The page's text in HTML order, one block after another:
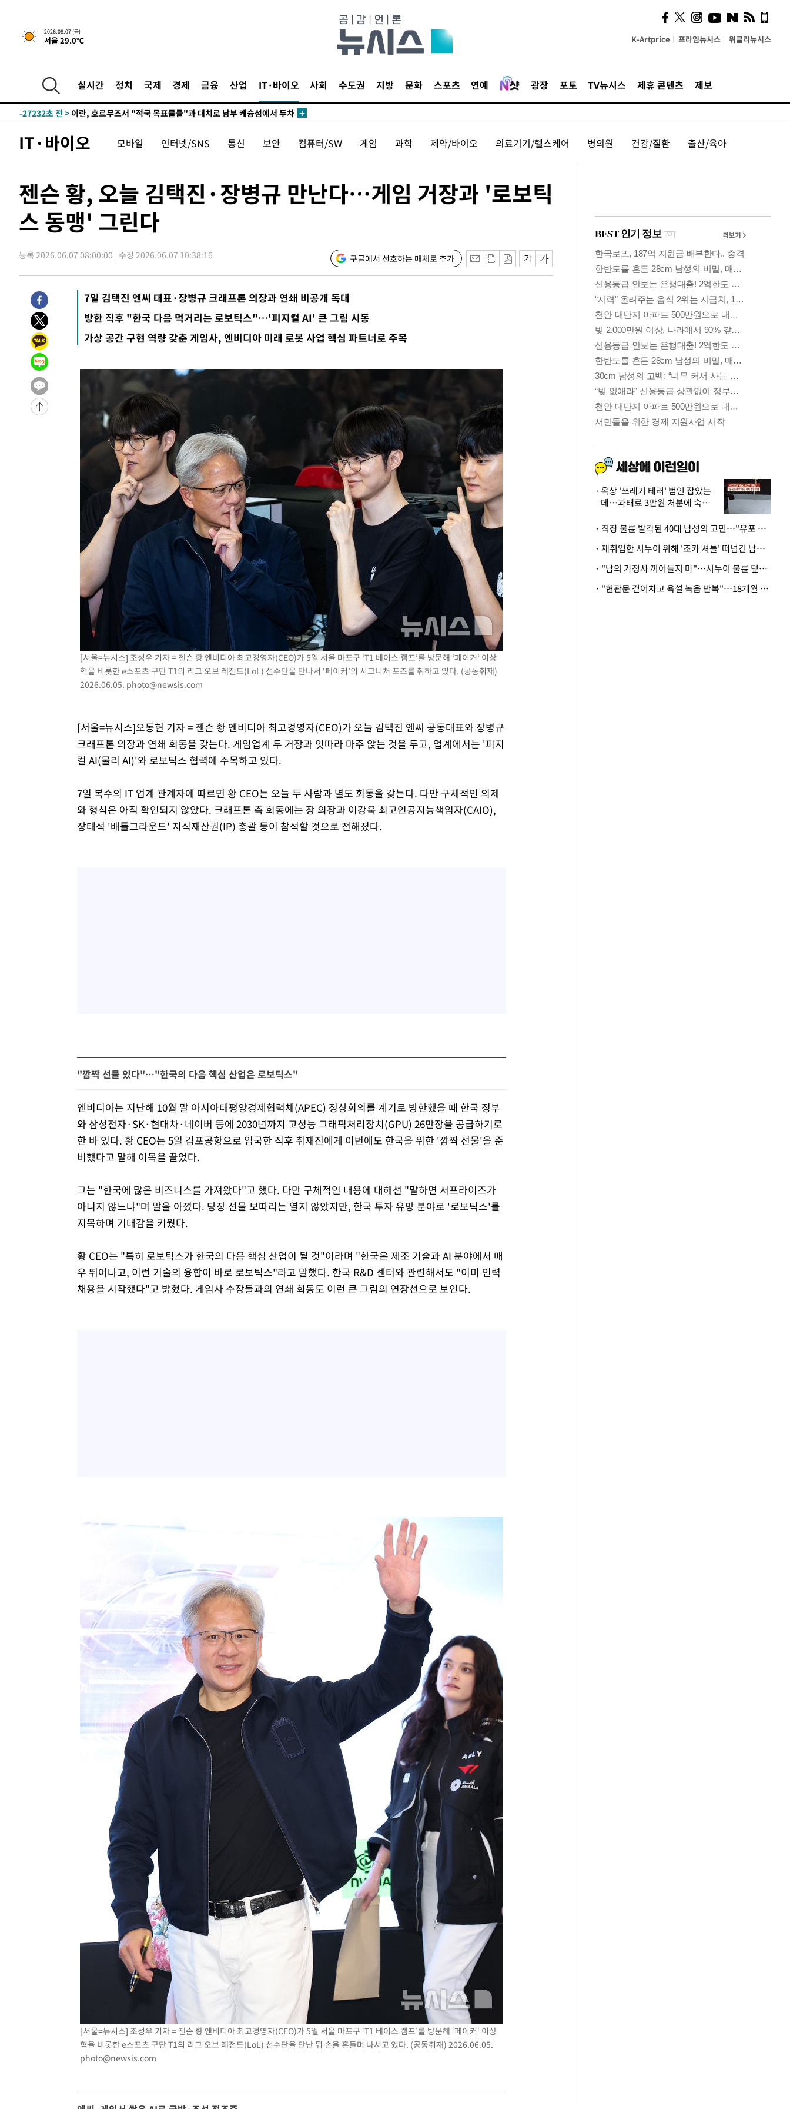
2026.08.07 (금)
서울 29.0℃ K-Artprice 프라임뉴시스 위클리뉴시스
실시간 정치 국제 경제 금융 산업 IT·바이오 사회 수도권 지방 문화 스포츠 연예 광장 포토 TV뉴시스 제휴 콘텐츠 제보
-21818초 전 >
[속보] 뉴욕증시, 일제 하락 마감…나스닥 0.06%↓
이란, 호르무즈서 "적국 목표물들"과 대치로 남부 케슘섬에서 두차
례 큰 폭발음
-25947초 전 > [속보]美, 폴리실리콘 수입 규제…파생제품 15% 관세, 120일 후
-21798초 전 >[속보] 뉴욕증시, 일제 하락 마감…나스닥 0.06%↓
-27252초 전 >이란, 호르무즈서 "적국 목표물들"과 대치로 남부 케슘섬에서 두차
-25967초 전 > [속보]美, 폴리실리콘 수입 규제…파생제품 15% 관세, 120일 후
발효
-24118초 전 >[속보]트럼프, 美 원정출산 금지 행정명령 서명
-21818초 전 >[속보] 뉴욕증시, 일제 하락 마감…나스닥 0.06%↓
IT·바이오 모바일 인터넷/SNS 통신 보안 컴퓨터/SW 게임 과학 제약/바이오 의료기기/헬스케어 병의원 건강/질환 출산/육아
젠슨 황, 오늘 김택진·장병규 만난다…게임 거장과 '로보틱
스 동맹' 그린다
등록 2026.06.07 08:00:00 수정 2026.06.07 10:38:16 구글에서 선호하는 매체로 추가
7일 김택진 엔씨 대표·장병규 크래프톤 의장과 연쇄 비공개 독대
방한 직후 "한국 다음 먹거리는 로보틱스"…'피지컬 AI' 큰 그림 시동
가상 공간 구현 역량 갖춘 게임사, 엔비디아 미래 로봇 사업 핵심 파트너로 주목
[서울=뉴시스] 조성우 기자 = 젠슨 황 엔비디아 최고경영자(CEO)가 5일 서울 마포구 ‘T1 베이스 캠프’를 방문해 ‘페이커‘ 이상
혁을 비롯한 e스포츠 구단 T1의 리그 오브 레전드(LoL) 선수단을 만나서 ‘페이커’의 시그니처 포즈를 취하고 있다. (공동취재)
2026.06.05. photo@newsis.com
[서울=뉴시스]오동현 기자 = 젠슨 황 엔비디아 최고경영자(CEO)가 오늘 김택진 엔씨 공동대표와 장병규
크래프톤 의장과 연쇄 회동을 갖는다. 게임업계 두 거장과 잇따라 마주 앉는 것을 두고, 업계에서는 '피지
컬 AI(물리 AI)'와 로보틱스 협력에 주목하고 있다.
7일 복수의 IT 업계 관계자에 따르면 황 CEO는 오늘 두 사람과 별도 회동을 갖는다. 다만 구체적인 의제
와 형식은 아직 확인되지 않았다. 크래프톤 측 회동에는 장 의장과 이강욱 최고인공지능책임자(CAIO),
장태석 '배틀그라운드' 지식재산권(IP) 총괄 등이 참석할 것으로 전해졌다.
"깜짝 선물 있다"…"한국의 다음 핵심 산업은 로보틱스"
엔비디아는 지난해 10월 말 아시아태평양경제협력체(APEC) 정상회의를 계기로 방한했을 때 한국 정부
와 삼성전자·SK·현대차·네이버 등에 2030년까지 고성능 그래픽처리장치(GPU) 26만장을 공급하기로
한 바 있다. 황 CEO는 5일 김포공항으로 입국한 직후 취재진에게 이번에도 한국을 위한 '깜짝 선물'을 준
비했다고 말해 이목을 끌었다.
그는 "한국에 많은 비즈니스를 가져왔다"고 했다. 다만 구체적인 내용에 대해선 "말하면 서프라이즈가
아니지 않느냐"며 말을 아꼈다. 당장 선물 보따리는 열지 않았지만, 한국 투자 유망 분야로 '로보틱스'를
지목하며 기대감을 키웠다.
황 CEO는 "특히 로보틱스가 한국의 다음 핵심 산업이 될 것"이라며 "한국은 제조 기술과 AI 분야에서 매
우 뛰어나고, 이런 기술의 융합이 바로 로보틱스"라고 말했다. 한국 R&D 센터와 관련해서도 "이미 인력
채용을 시작했다"고 밝혔다. 게임사 수장들과의 연쇄 회동도 이런 큰 그림의 연장선으로 보인다.
[서울=뉴시스] 조성우 기자 = 젠슨 황 엔비디아 최고경영자(CEO)가 5일 서울 마포구 ‘T1 베이스 캠프’를 방문해 ‘페이커‘ 이상
혁을 비롯한 e스포츠 구단 T1의 리그 오브 레전드(LoL) 선수단을 만난 뒤 손을 흔들며 나서고 있다. (공동취재) 2026.06.05.
photo@newsis.com
즈, 소리 봇짐 지고 세상으
로 "韓 요소 깊게 우려내"
옥상 '쓰레기 테러' 범인 잡았는
데…과태료 3만원 처분에 숙박업
· 직장 불륜 발각된 40대 남성의 고민…"유포 동료 명예훼손·협박죄 고소 가능할까"
· 재취업한 시누이 위해 '조카 셔틀' 떠넘긴 남편…아내 "난 못한다"
· "남의 가정사 끼어들지 마"…시누이 불륜 덮으려는 남편에 억울한 아내
· "현관문 걷어차고 욕설 녹음 반복"…18개월 아기 키우는 집 뒤흔든 '앞집의 비극'